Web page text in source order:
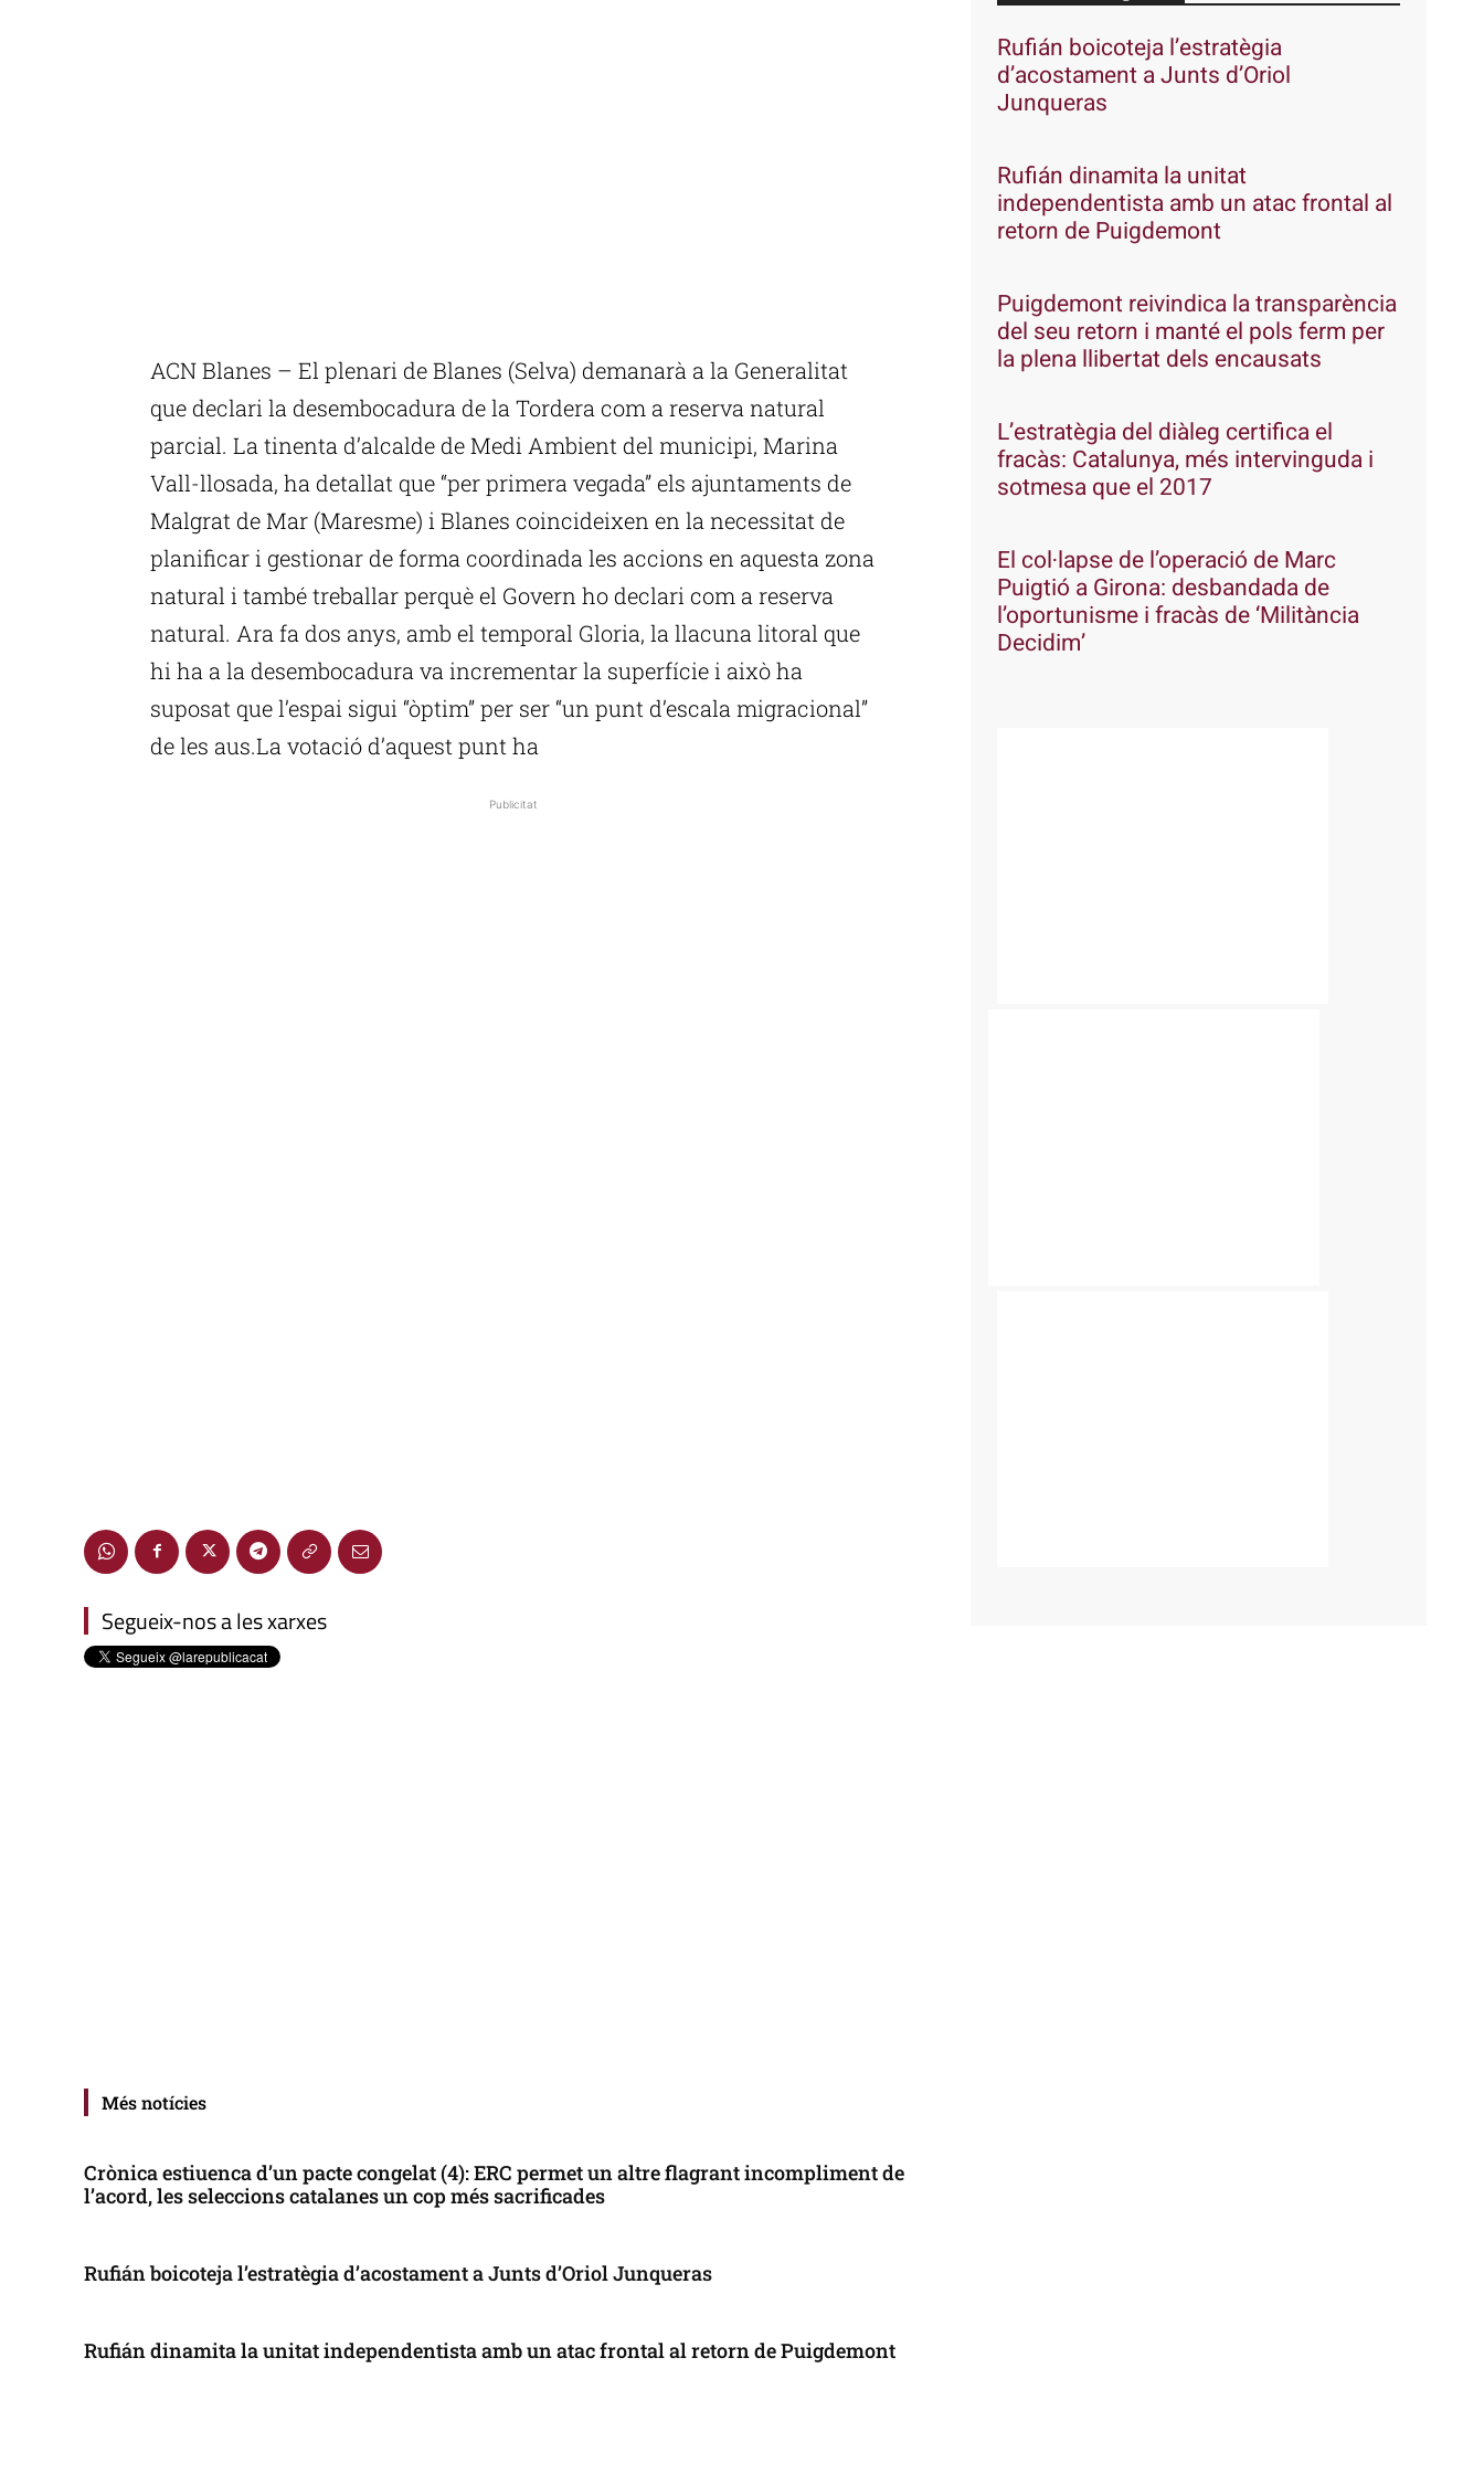
ACN Blanes – El plenari de Blanes (Selva) demanarà a la Generalitat
que declari la desembocadura de la Tordera com a reserva natural
parcial. La tinenta d’alcalde de Medi Ambient del municipi, Marina
Vall-llosada, ha detallat que “per primera vegada” els ajuntaments de
Malgrat de Mar (Maresme) i Blanes coincideixen en la necessitat de
planificar i gestionar de forma coordinada les accions en aquesta zona
natural i també treballar perquè el Govern ho declari com a reserva
natural. Ara fa dos anys, amb el temporal Gloria, la llacuna litoral que
hi ha a la desembocadura va incrementar la superfície i això ha
suposat que l’espai sigui “òptim” per ser “un punt d’escala migracional”
de les aus.La votació d’aquest punt ha
Publicitat
Segueix-nos a les xarxes
Més notícies
Crònica estiuenca d’un pacte congelat (4): ERC permet un altre flagrant incompliment de
l’acord, les seleccions catalanes un cop més sacrificades
Rufián boicoteja l’estratègia d’acostament a Junts d’Oriol Junqueras
Rufián dinamita la unitat independentista amb un atac frontal al retorn de Puigdemont
Rufián boicoteja l’estratègia
d’acostament a Junts d’Oriol
Junqueras
Rufián dinamita la unitat
independentista amb un atac frontal al
retorn de Puigdemont
Puigdemont reivindica la transparència
del seu retorn i manté el pols ferm per
la plena llibertat dels encausats
L’estratègia del diàleg certifica el
fracàs: Catalunya, més intervinguda i
sotmesa que el 2017
El col·lapse de l’operació de Marc
Puigtió a Girona: desbandada de
l’oportunisme i fracàs de ‘Militància
Decidim’